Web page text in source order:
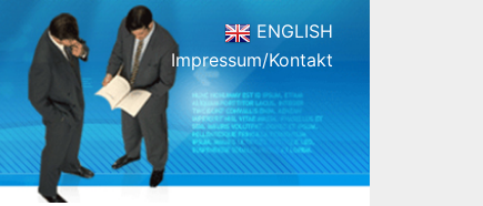
ENGLISH
Impressum/Kontakt